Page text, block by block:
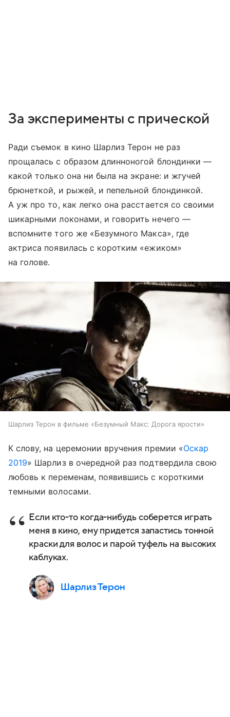
За эксперименты с прической
Ради съемок в кино Шарлиз Терон не раз
прощалась с образом длинноногой блондинки —
какой только она ни была на экране: и жгучей
брюнеткой, и рыжей, и пепельной блондинкой.
А уж про то, как легко она расстается со своими
шикарными локонами, и говорить нечего —
вспомните того же «Безумного Макса», где
актриса появилась с коротким «ежиком»
на голове.
Шарлиз Терон в фильме «Безумный Макс: Дорога ярости»
К слову, на церемонии вручения премии «Оскар
2019» Шарлиз в очередной раз подтвердила свою
любовь к переменам, появившись с короткими
темными волосами.
Если кто-то когда-нибудь соберется играть
меня в кино, ему придется запастись тонной
краски для волос и парой туфель на высоких
каблуках.
Шарлиз Терон